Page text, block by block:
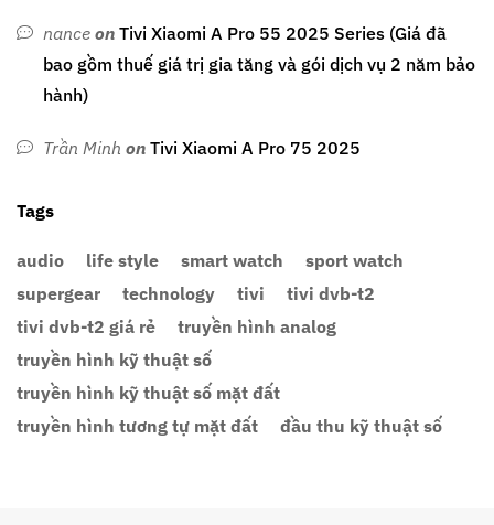
nance on Tivi Xiaomi A Pro 55 2025 Series (Giá đã
bao gồm thuế giá trị gia tăng và gói dịch vụ 2 năm bảo
hành)
Trần Minh on Tivi Xiaomi A Pro 75 2025
Tags
audio life style smart watch
sport watch
supergear
technology tivi
tivi dvb-t2
tivi dvb-t2 giá rẻ
truyền hình analog
truyền hình kỹ thuật số
truyền hình kỹ thuật số mặt đất
truyền hình tương tự mặt đất
đầu thu kỹ thuật số